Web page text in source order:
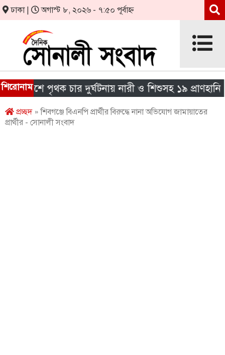
ঢাকা | অগাস্ট ৮, ২০২৬ - ৭:৫০ পূর্বাহ্ন
শিরোনামপৃথক চার দুর্ঘটনায় নারী ও শিশুসহ ১৯ প্রাণহানি
প্রচ্ছদ» শিবগঞ্জে বিএনপি প্রার্থীর বিরুদ্ধে নানা অভিযোগ জামায়াতের
প্রার্থীর - সোনালী সংবাদ